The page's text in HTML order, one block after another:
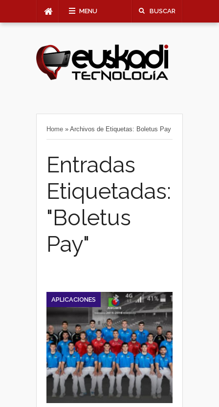
MENU BUSCAR
Home » Archivos de Etiquetas: Boletus Pay
Entradas
Etiquetadas:
"Boletus
Pay"
APLICACIONES